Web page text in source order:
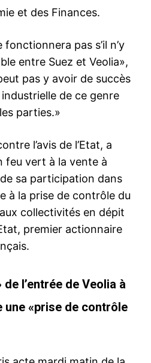
et des Finances.
pas s’il n’y
entre Suez et Veolia»,
pas y avoir de succès
de ce genre
parties.»
l’avis de l’Etat, a
feu vert à la vente à
de sa participation dans
à la prise de contrôle du
collectivités en dépit
premier actionnaire
l’entrée de Veolia à
«prise de contrôle